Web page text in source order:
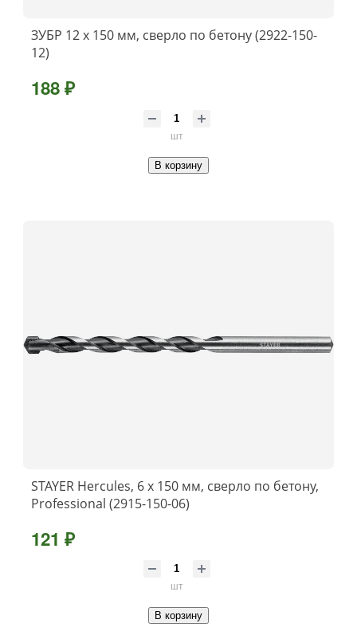
ЗУБР 12 х 150 мм, сверло по бетону (2922-150-
12)
188 ₽
шт
В корзину
STAYER Hercules, 6 x 150 мм, cверло по бетону,
Professional (2915-150-06)
121 ₽
шт
В корзину